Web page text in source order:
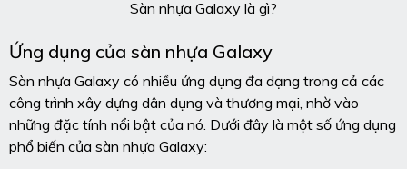
Sàn nhựa Galaxy là gì?
Ứng dụng của sàn nhựa Galaxy
Sàn nhựa Galaxy có nhiều ứng dụng đa dạng trong cả các
công trình xây dựng dân dụng và thương mại, nhờ vào
những đặc tính nổi bật của nó. Dưới đây là một số ứng dụng
phổ biến của sàn nhựa Galaxy: